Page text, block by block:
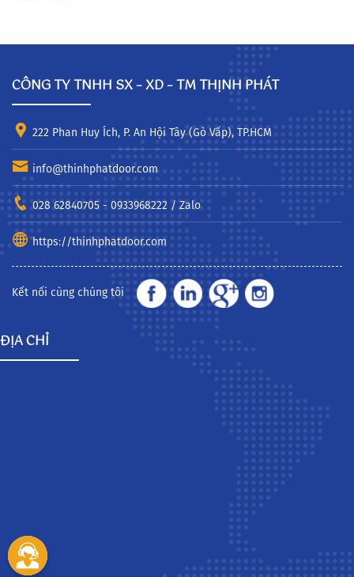
CÔNG TY TNHH SX – XD – TM THỊNH PHÁT
222 Phan Huy Ích, P. An Hội Tây (Gò Vấp), TP.HCM
info@thinhphatdoor.com
028 62840705 - 0933968222 / Zalo
https://thinhphatdoor.com
Kết nối cùng chúng tôi
ĐỊA CHỈ